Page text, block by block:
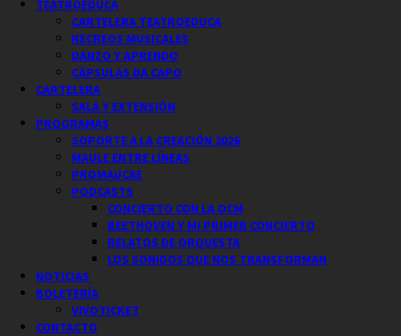
TEATROEDUCA
CARTELERA TEATROEDUCA
RECREOS MUSICALES
DANZO Y APRENDO
CÁPSULAS DA CAPO
CARTELERA
SALA Y EXTENSIÓN
PROGRAMAS
SOPORTE A LA CREACIÓN 2026
MAULE ENTRE LÍNEAS
PROMAUCAE
PODCASTS
CONCIERTO CON LA OCM
BEETHOVEN Y MI PRIMER CONCIERTO
RELATOS DE ORQUESTA
LOS SONIDOS QUE NOS TRANSFORMAN
NOTICIAS
BOLETERÍA
VIVOTICKET
CONTACTO